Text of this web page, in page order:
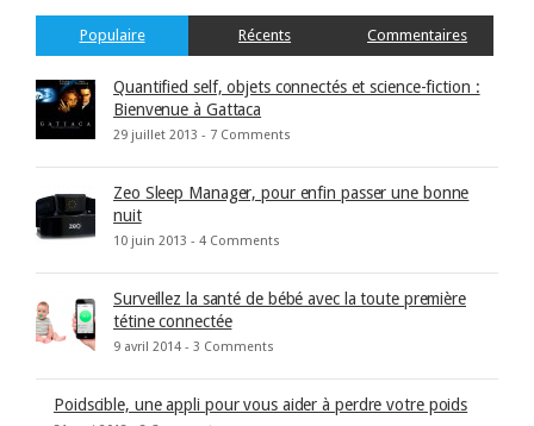
Populaire Récents Commentaires
Quantified self, objets connectés et science-fiction :
Bienvenue à Gattaca
29 juillet 2013 - 7 Comments
Zeo Sleep Manager, pour enfin passer une bonne
nuit
10 juin 2013 - 4 Comments
Surveillez la santé de bébé avec la toute première
tétine connectée
9 avril 2014 - 3 Comments
Poidscible, une appli pour vous aider à perdre votre poids